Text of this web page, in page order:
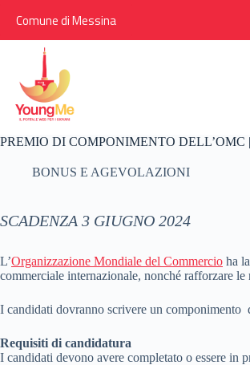
Comune di Messina
PREMIO DI COMPONIMENTO DELL’OMC |
BONUS E AGEVOLAZIONI
SCADENZA 3 GIUGNO 2024
L’Organizzazione Mondiale del Commercio ha
commerciale internazionale, nonché rafforzare
I candidati dovranno scrivere un componimento
Requisiti di candidatura
I candidati devono avere completato o essere in